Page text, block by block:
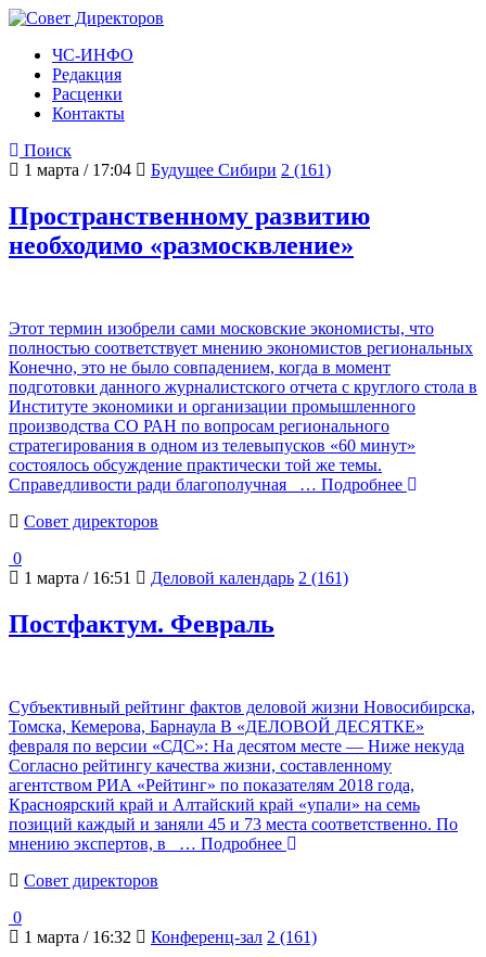
ЧС-ИНФО
Редакция
Расценки
Контакты
Поиск
1 марта / 17:04
Будущее Сибири 2 (161)
Пространственному развитию
необходимо «размосквление»
Этот термин изобрели сами московские экономисты, что
полностью соответствует мнению экономистов региональных
Конечно, это не было совпадением, когда в момент
подготовки данного журналистского отчета с круглого стола в
Институте экономики и организации промышленного
производства СО РАН по вопросам регионального
стратегирования в одном из телевыпусков «60 минут»
состоялось обсуждение практически той же темы.
Справедливости ради благополучная
… Подробнее
Cовет директоров
0
1 марта / 16:51
Деловой календарь 2 (161)
Постфактум. Февраль
Субъективный рейтинг фактов деловой жизни Новосибирска,
Томска, Кемерова, Барнаула В «ДЕЛОВОЙ ДЕСЯТКЕ»
февраля по версии «СДС»: На десятом месте — Ниже некуда
Согласно рейтингу качества жизни, составленному
агентством РИА «Рейтинг» по показателям 2018 года,
Красноярский край и Алтайский край «упали» на семь
позиций каждый и заняли 45 и 73 места соответственно. По
мнению экспертов, в
… Подробнее
Cовет директоров
0
1 марта / 16:32
Конференц-зал 2 (161)